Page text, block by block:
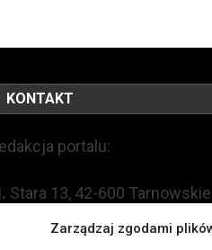
Zarządzaj zgodami
KONTAKT
portalu:
Stara 13, 42-600
+48 509 547 822